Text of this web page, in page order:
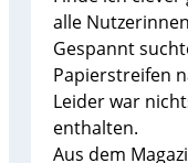
alle
Gespannt
Papierstreifen
Leider war
enthalten.
Aus dem